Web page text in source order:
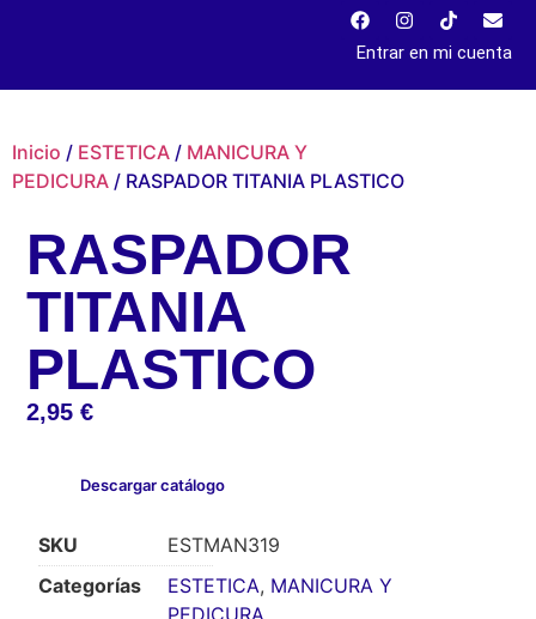
Entrar en mi cuenta
Inicio / ESTETICA / MANICURA Y
PEDICURA / RASPADOR TITANIA PLASTICO
RASPADOR
TITANIA
PLASTICO
2,95€
Descargar catálogo
SKU
ESTMAN319
Categorías
ESTETICA, MANICURA Y